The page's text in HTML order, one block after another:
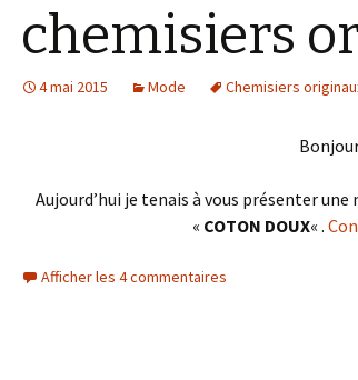
Bien être de nos
compagnons sur pattes
chemisiers
4 mai 2015 Mode Chemisiers
Aujourd’hui je tenais à vous présenter
« COTON DOUX« .
Afficher les 4 commentaires